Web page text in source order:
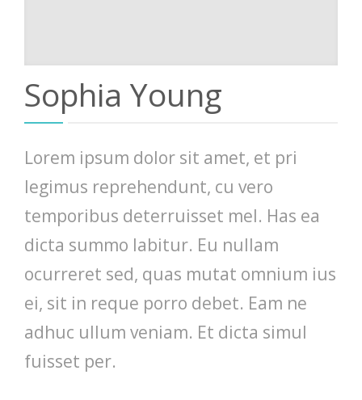
Sophia Young
Lorem ipsum dolor sit amet, et pri
legimus reprehendunt, cu vero
temporibus deterruisset mel. Has ea
dicta summo labitur. Eu nullam
ocurreret sed, quas mutat omnium ius
ei, sit in reque porro debet. Eam ne
adhuc ullum veniam. Et dicta simul
fuisset per.